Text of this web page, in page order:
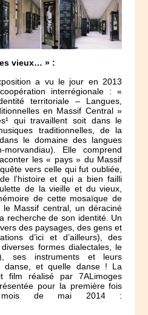
vieux… » :
a vu le jour en 2013
interrégionale : «
territoriale – Langues,
en Massif Central »
qui travaillent soit dans le
traditionnelles, de la
le domaine des langues
Elle comprend
les « pays » du Massif
vers celle qui fut oubliée,
l’histoire et qui a bien failli
de la vieille et du vieux,
de cette mosaïque de
Massif central, un déraciné
recherche de son identité. Un
des paysages, des gens et
d’ici et d’ailleurs), des
formes dialectales, le
ses instruments et leurs
danse, et quelle danse ! La
film réalisé par 7ALimoges
pour la première fois
mois de mai 2014 :